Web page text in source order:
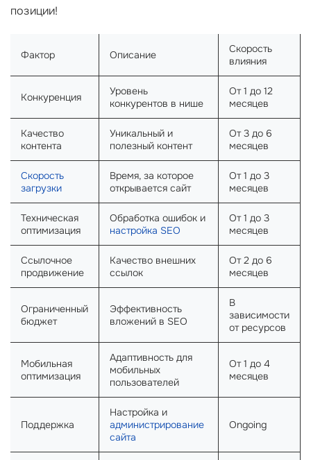
позиции!
Фактор Описание
Скорость
влияния
Конкуренция
Уровень
конкурентов в нише
От 1 до 12
месяцев
Качество
контента
Уникальный и
полезный контент
От 3 до 6
месяцев
Скорость
загрузки
Время, за которое
открывается сайт
От 1 до 3
месяцев
Техническая
оптимизация
Обработка ошибок и
настройка SEO
От 1 до 3
месяцев
Ссылочное
продвижение
Качество внешних
ссылок
От 2 до 6
месяцев
Ограниченный
бюджет
Эффективность
вложений в SEO
В
зависимости
от ресурсов
Мобильная
оптимизация
Адаптивность для
мобильных
пользователей
От 1 до 4
месяцев
Поддержка
Настройка и
администрирование
сайта
Оngoing